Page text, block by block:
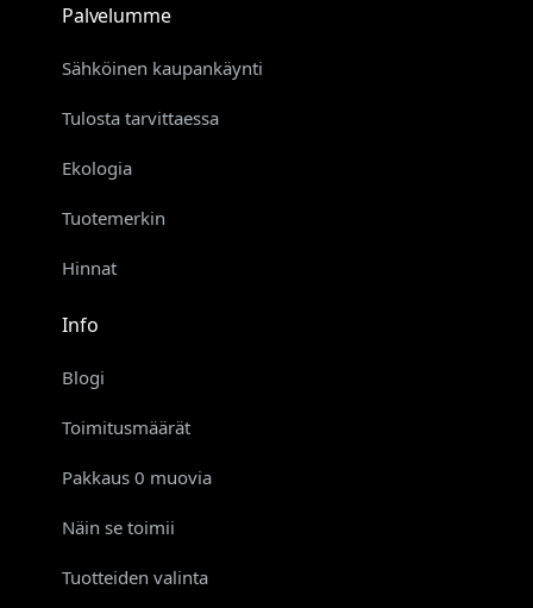
Palvelumme
Sähköinen kaupankäynti
Tulosta tarvittaessa
Ekologia
Tuotemerkin
Hinnat
Info
Blogi
Toimitusmäärät
Pakkaus 0 muovia
Näin se toimii
Tuotteiden valinta